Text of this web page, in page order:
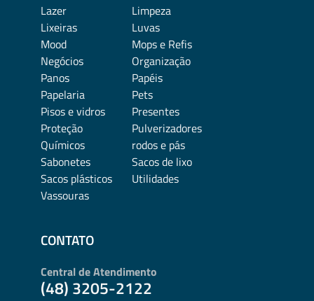
Lazer
Limpeza
Lixeiras
Luvas
Mood
Mops e Refis
Negócios
Organização
Panos
Papéis
Papelaria
Pets
Pisos e vidros
Presentes
Proteção
Pulverizadores
Químicos
rodos e pás
Sabonetes
Sacos de lixo
Sacos plásticos
Utilidades
Vassouras
CONTATO
Central de Atendimento
(48) 3205-2122